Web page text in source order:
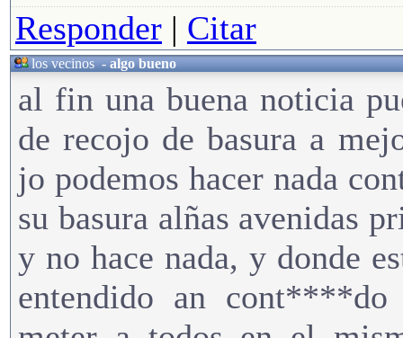
Responder | Citar
los vecinos-algo bueno
al fin una buena noticia
de recojo de basura a
jo podemos hacer nada
su basura alñas avenidas
y no hace nada, y donde
entendido an